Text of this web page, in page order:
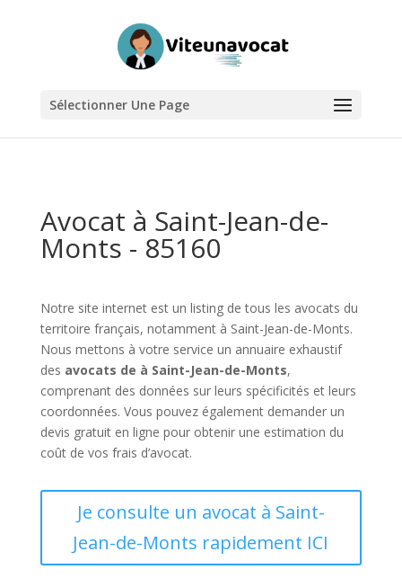
Sélectionner Une Page
Avocat à Saint-Jean-de-
Monts - 85160
Notre site internet est un listing de tous les avocats du
territoire français, notamment à Saint-Jean-de-Monts.
Nous mettons à votre service un annuaire exhaustif
des avocats de à Saint-Jean-de-Monts,
comprenant des données sur leurs spécificités et leurs
coordonnées. Vous pouvez également demander un
devis gratuit en ligne pour obtenir une estimation du
coût de vos frais d’avocat.
Je consulte un avocat à Saint-
Jean-de-Monts rapidement ICI